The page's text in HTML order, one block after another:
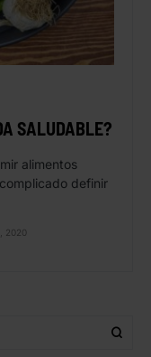
SALUDABLE?
alimentos
definir
2020